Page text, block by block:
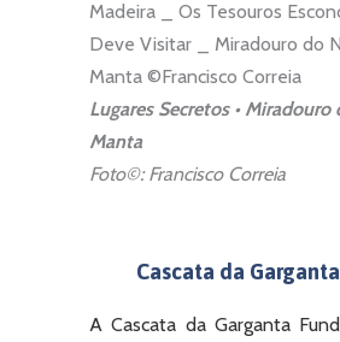
Lugares Secretos •
Manta
Foto©: Francisco Correia
Cascata da
A Cascata da Garganta